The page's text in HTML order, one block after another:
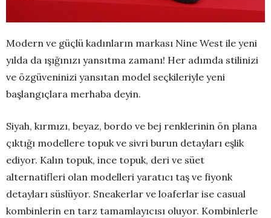
Modern ve güçlü kadınların markası Nine West ile yeni
yılda da ışığınızı yansıtma zamanı! Her adımda stilinizi
ve özgüveninizi yansıtan model seçkileriyle yeni
başlangıçlara merhaba deyin.
Siyah, kırmızı, beyaz, bordo ve bej renklerinin ön plana
çıktığı modellere topuk ve sivri burun detayları eşlik
ediyor. Kalın topuk, ince topuk, deri ve süet
alternatifleri olan modelleri yaratıcı taş ve fiyonk
detayları süslüyor. Sneakerlar ve loaferlar ise casual
kombinlerin en tarz tamamlayıcısı oluyor. Kombinlerle